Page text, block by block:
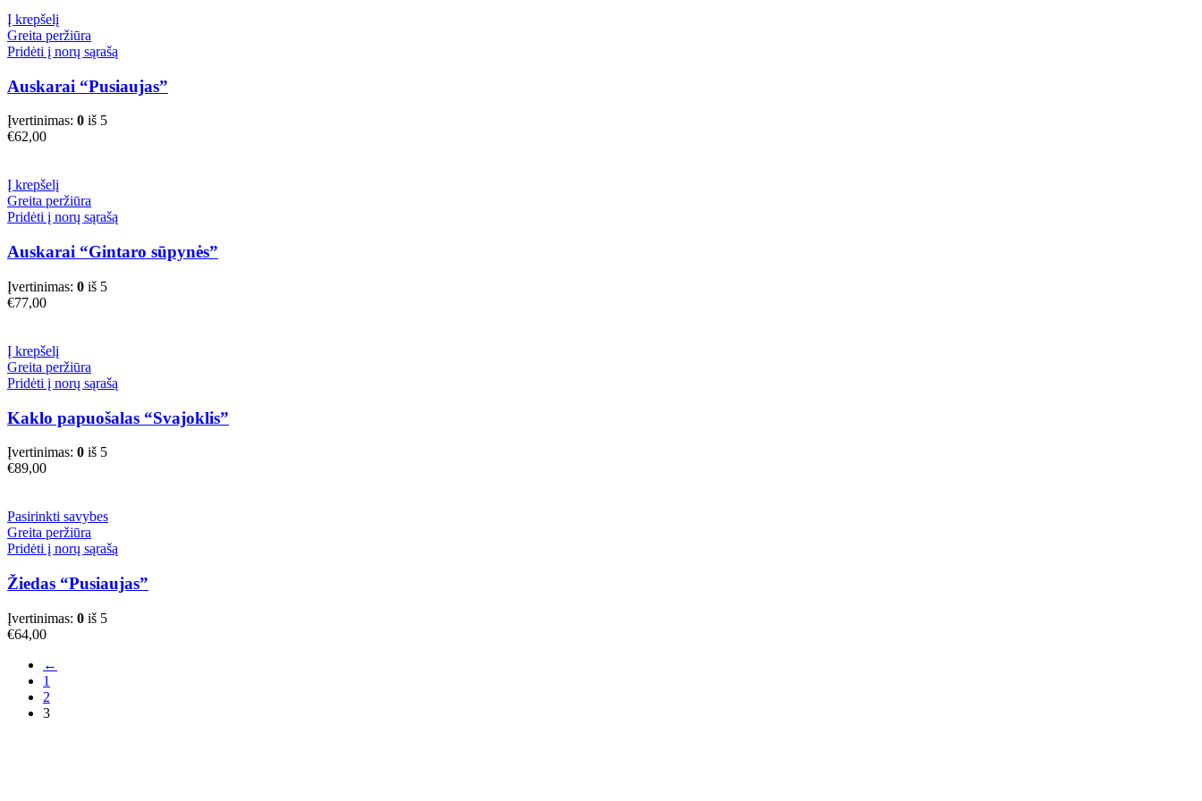
Į krepšelį
Greita peržiūra
Pridėti į norų sąrašą
Auskarai “Pusiaujas”
Įvertinimas: 0 iš 5
€62,00
Į krepšelį
Greita peržiūra
Pridėti į norų sąrašą
Auskarai “Gintaro sūpynės”
Įvertinimas: 0 iš 5
€77,00
Į krepšelį
Greita peržiūra
Pridėti į norų sąrašą
Kaklo papuošalas “Svajoklis”
Įvertinimas: 0 iš 5
€89,00
Pasirinkti savybesThis
has
variants.
The
Greita peržiūra
Pridėti į norų sąrašą
Žiedas “Pusiaujas”
Įvertinimas: 0 iš 5
€64,00
←
1
2
3